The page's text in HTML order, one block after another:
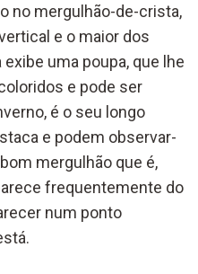
no mergulhão-de-crista,
e o maior dos
uma poupa, que lhe
e pode ser
é o seu longo
e podem observar-
mergulhão que é,
frequentemente do
num ponto